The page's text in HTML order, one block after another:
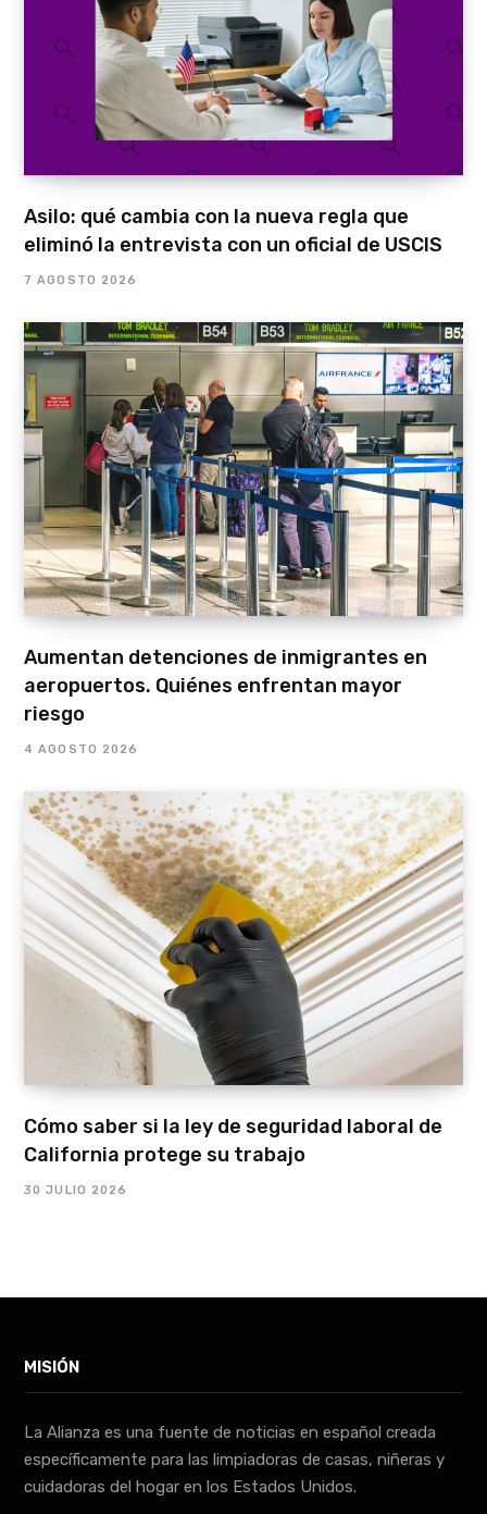
Asilo: qué cambia con la nueva regla que
eliminó la entrevista con un oficial de USCIS
7 AGOSTO 2026
Aumentan detenciones de inmigrantes en
aeropuertos. Quiénes enfrentan mayor
riesgo
4 AGOSTO 2026
Cómo saber si la ley de seguridad laboral de
California protege su trabajo
30 JULIO 2026
MISIÓN
La Alianza es una fuente de noticias en español creada
específicamente para las limpiadoras de casas, niñeras y
cuidadoras del hogar en los Estados Unidos.